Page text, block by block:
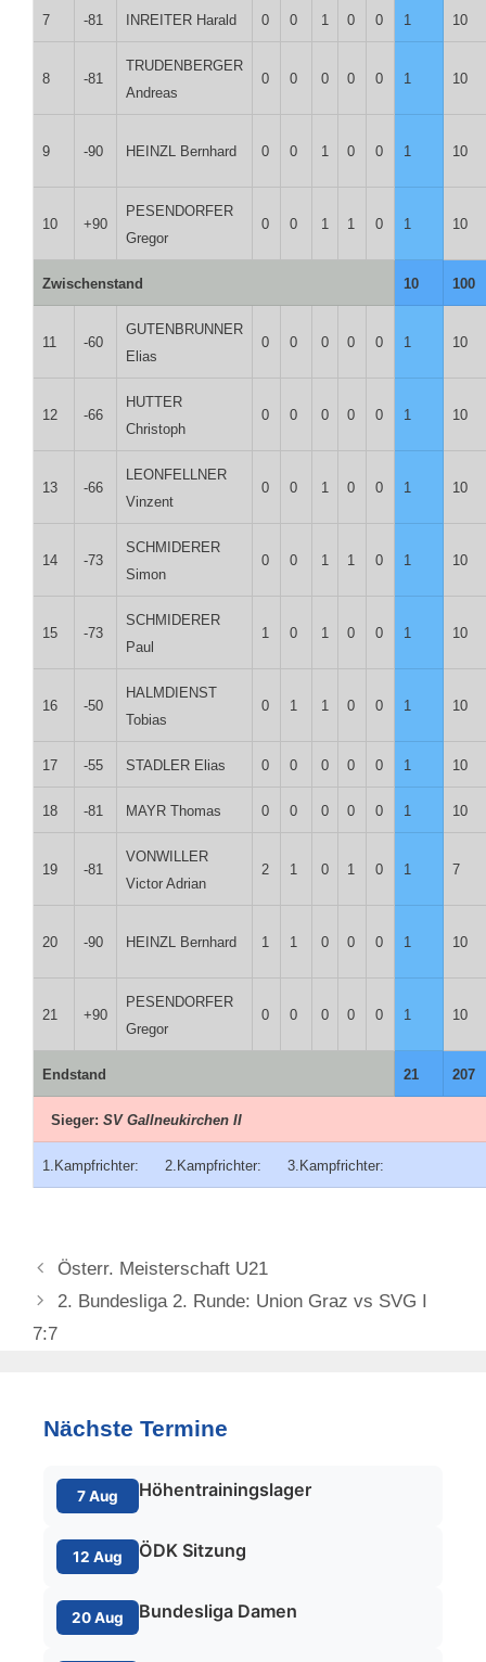
7 -81 INREITER Harald 0 0 1 0 0 1 10
8 -81
TRUDENBERGER
Andreas
0 0 0 0 0 1 10
9 -90 HEINZL Bernhard 0 0 1 0 0 1 10
10 +90
PESENDORFER
Gregor
0 0 1 1 0 1 10
Zwischenstand 10 100
11 -60
GUTENBRUNNER
Elias
0 0 0 0 0 1 10
12 -66
HUTTER
Christoph
0 0 0 0 0 1 10
13 -66
LEONFELLNER
Vinzent
0 0 1 0 0 1 10
14 -73
SCHMIDERER
Simon
0 0 1 1 0 1 10
15 -73
SCHMIDERER
Paul
1 0 1 0 0 1 10
16 -50
HALMDIENST
Tobias
0 1 1 0 0 1 10
17 -55 STADLER Elias 0 0 0 0 0 1 10
18 -81 MAYR Thomas 0 0 0 0 0 1 10
19 -81
VONWILLER
Victor Adrian
2 1 0 1 0 1 7
20 -90 HEINZL Bernhard 1 1 0 0 0 1 10
21 +90
PESENDORFER
Gregor
0 0 0 0 0 1 10
Endstand 21 207
Sieger: SV Gallneukirchen II
1.Kampfrichter: 2.Kampfrichter: 3.Kampfrichter:
Österr. Meisterschaft U21
2. Bundesliga 2. Runde: Union Graz vs SVG I
7:7
Nächste Termine
7 Aug Höhentrainingslager
12 Aug ÖDK Sitzung
20 Aug Bundesliga Damen